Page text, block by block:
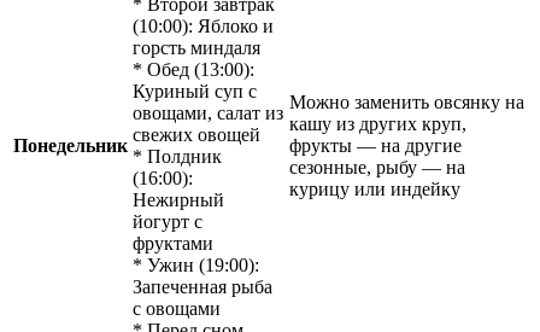
Понедельник
* Второй завтрак
(10:00): Яблоко и
горсть миндаля
* Обед (13:00):
Куриный суп с
овощами, салат из
свежих овощей
* Полдник
(16:00):
Нежирный
йогурт с
фруктами
* Ужин (19:00):
Запеченная рыба
с овощами
Можно заменить овсянку на
кашу из других круп,
фрукты — на другие
сезонные, рыбу — на
курицу или индейку